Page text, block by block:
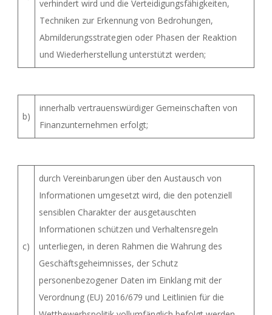
verhindert wird und die Verteidigungsfähigkeiten,
Techniken zur Erkennung von Bedrohungen,
Abmilderungsstrategien oder Phasen der Reaktion
und Wiederherstellung unterstützt werden;
b)
innerhalb vertrauenswürdiger Gemeinschaften von
Finanzunternehmen erfolgt;
c)
durch Vereinbarungen über den Austausch von
Informationen umgesetzt wird, die den potenziell
sensiblen Charakter der ausgetauschten
Informationen schützen und Verhaltensregeln
unterliegen, in deren Rahmen die Wahrung des
Geschäftsgeheimnisses, der Schutz
personenbezogener Daten im Einklang mit der
Verordnung (EU) 2016/679 und Leitlinien für die